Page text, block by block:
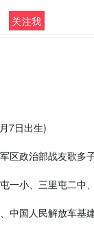
关注我
7日出生)
政治部战友歌多
小、三里屯二中、
国人民解放车基建